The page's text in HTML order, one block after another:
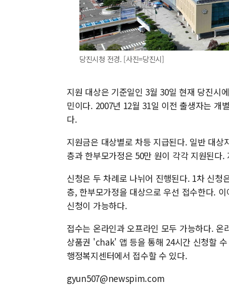
당진시청 전경. [사진=당진시]
지원 대상은 기준일인 3월 30일 현재 당진시
민이다. 2007년 12월 31일 이전 출생자는 개
다.
지원금은 대상별로 차등 지급된다. 일반 대
층과 한부모가정은 50만 원이 각각 지원된다
신청은 두 차례로 나뉘어 진행된다. 1차 신청
층, 한부모가정을 대상으로 우선 접수한다.
신청이 가능하다.
접수는 온라인과 오프라인 모두 가능하다.
상품권 'chak' 앱 등을 통해 24시간 신청할
행정복지센터에서 접수할 수 있다.
gyun507@newspim.com